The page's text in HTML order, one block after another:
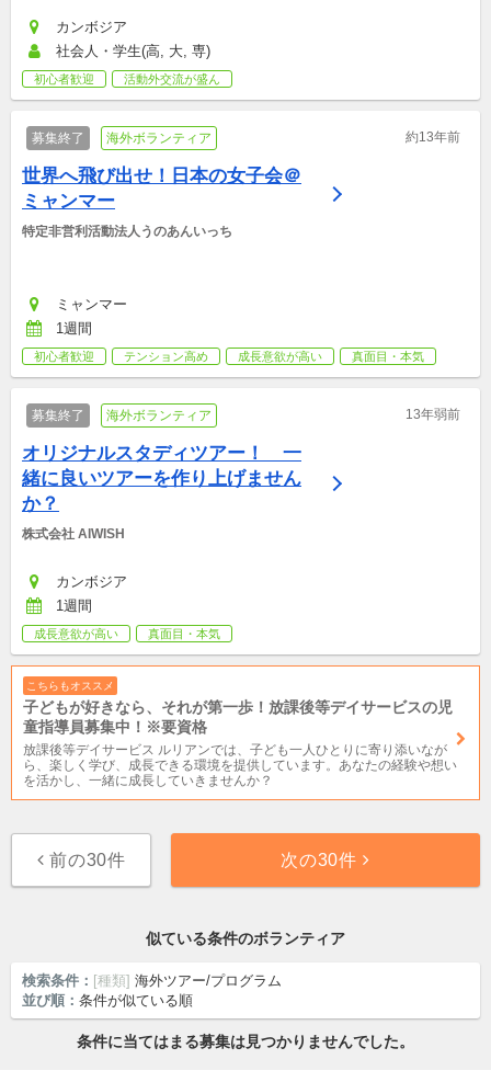
カンボジア
社会人・学生(高, 大, 専)
初心者歓迎 活動外交流が盛ん
募集終了 海外ボランティア 約13年前
世界へ飛び出せ！日本の女子会＠
ミャンマー
特定非営利活動法人うのあんいっち
ミャンマー
1週間
初心者歓迎 テンション高め 成長意欲が高い 真面目・本気
募集終了 海外ボランティア 13年弱前
オリジナルスタディツアー！　一
緒に良いツアーを作り上げません
か？
株式会社 AIWISH
カンボジア
1週間
成長意欲が高い 真面目・本気
こちらもオススメ
子どもが好きなら、それが第一歩！放課後等デイサービスの児
童指導員募集中！※要資格
放課後等デイサービス ルリアンでは、子ども一人ひとりに寄り添いなが
ら、楽しく学び、成長できる環境を提供しています。あなたの経験や想い
を活かし、一緒に成長していきませんか？
前の30件 次の30件
似ている条件のボランティア
検索条件： [種類] 海外ツアー/プログラム
並び順： 条件が似ている順
条件に当てはまる募集は見つかりませんでした。